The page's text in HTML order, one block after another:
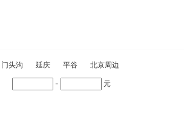
门头沟 延庆 平谷
北京周边
- 元